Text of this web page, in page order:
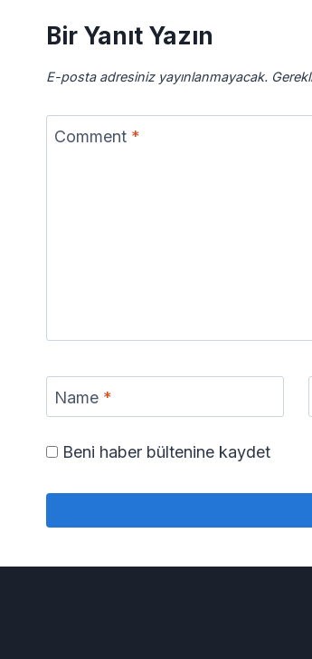
Bir Yanıt Yazın
E-posta adresiniz yayınlanmayacak.
Comment *
Name *
Beni haber bültenine kaydet